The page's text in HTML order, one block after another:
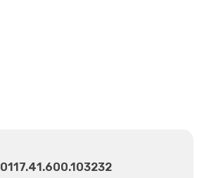
0117.41.600.103232